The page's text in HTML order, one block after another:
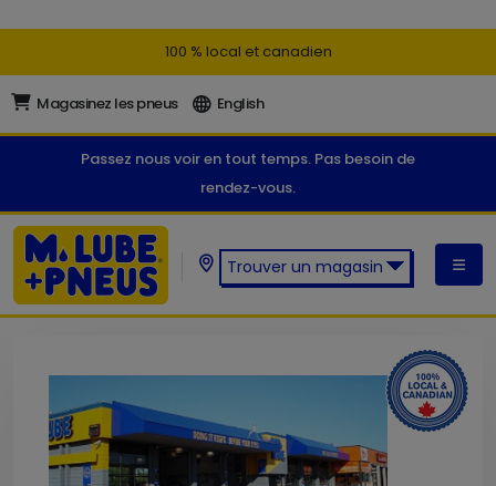
100 % local et canadien
Magasinez les pneus English
Passez nous voir en tout temps. Pas besoin de
rendez-vous.
Trouver un magasin